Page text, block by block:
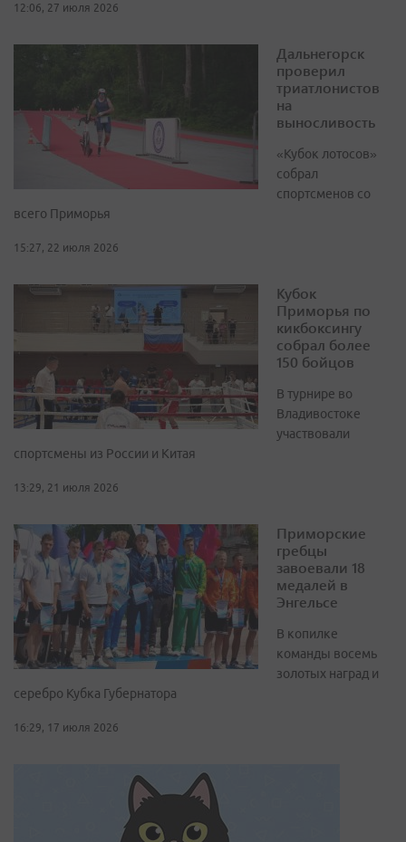
12:06, 27 июля 2026
Дальнегорск
проверил
триатлонистов
на
выносливость
«Кубок лотосов»
собрал
спортсменов со
всего Приморья
15:27, 22 июля 2026
Кубок
Приморья по
кикбоксингу
собрал более
150 бойцов
В турнире во
Владивостоке
участвовали
спортсмены из России и Китая
13:29, 21 июля 2026
Приморские
гребцы
завоевали 18
медалей в
Энгельсе
В копилке
команды восемь
золотых наград и
серебро Кубка Губернатора
16:29, 17 июля 2026